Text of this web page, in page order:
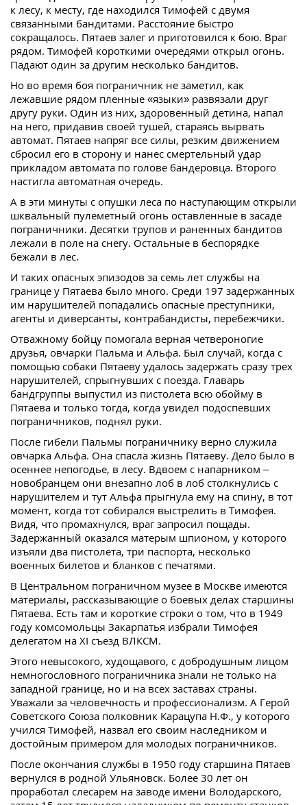
к лесу, к месту, где находился Тимофей с двумя
связанными бандитами. Расстояние быстро
сокращалось. Пятаев залег и приготовился к бою. Враг
рядом. Тимофей короткими очередями открыл огонь.
Падают один за другим несколько бандитов.
Но во время боя пограничник не заметил, как
лежавшие рядом пленные «языки» развязали друг
другу руки. Один из них, здоровенный детина, напал
на него, придавив своей тушей, стараясь вырвать
автомат. Пятаев напряг все силы, резким движением
сбросил его в сторону и нанес смертельный удар
прикладом автомата по голове бандеровца. Второго
настигла автоматная очередь.
А в эти минуты с опушки леса по наступающим открыли
шквальный пулеметный огонь оставленные в засаде
пограничники. Десятки трупов и раненных бандитов
лежали в поле на снегу. Остальные в беспорядке
бежали в лес.
И таких опасных эпизодов за семь лет службы на
границе у Пятаева было много. Среди 197 задержанных
им нарушителей попадались опасные преступники,
агенты и диверсанты, контрабандисты, перебежчики.
Отважному бойцу помогала верная четвероногие
друзья, овчарки Пальма и Альфа. Был случай, когда с
помощью собаки Пятаеву удалось задержать сразу трех
нарушителей, спрыгнувших с поезда. Главарь
бандгруппы выпустил из пистолета всю обойму в
Пятаева и только тогда, когда увидел подоспевших
пограничников, поднял руки.
После гибели Пальмы пограничнику верно служила
овчарка Альфа. Она спасла жизнь Пятаеву. Дело было в
осеннее непогодье, в лесу. Вдвоем с напарником –
новобранцем они внезапно лоб в лоб столкнулись с
нарушителем и тут Альфа прыгнула ему на спину, в тот
момент, когда тот собирался выстрелить в Тимофея.
Видя, что промахнулся, враг запросил пощады.
Задержанный оказался матерым шпионом, у которого
изъяли два пистолета, три паспорта, несколько
военных билетов и бланков с печатями.
В Центральном пограничном музее в Москве имеются
материалы, рассказывающие о боевых делах старшины
Пятаева. Есть там и короткие строки о том, что в 1949
году комсомольцы Закарпатья избрали Тимофея
делегатом на XI съезд ВЛКСМ.
Этого невысокого, худощавого, с добродушным лицом
немногословного пограничника знали не только на
западной границе, но и на всех заставах страны.
Уважали за человечность и профессионализм. А Герой
Советского Союза полковник Карацупа Н.Ф., у которого
учился Тимофей, назвал его своим наследником и
достойным примером для молодых пограничников.
После окончания службы в 1950 году старшина Пятаев
вернулся в родной Ульяновск. Более 30 лет он
проработал слесарем на заводе имени Володарского,